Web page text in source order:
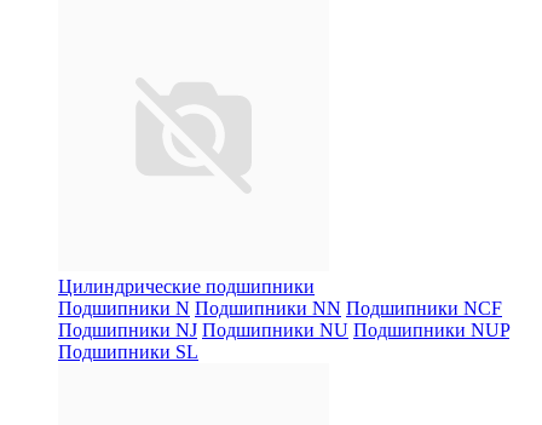
Цилиндрические подшипники
Подшипники N Подшипники NN Подшипники NCF
Подшипники NJ Подшипники NU Подшипники NUP
Подшипники SL